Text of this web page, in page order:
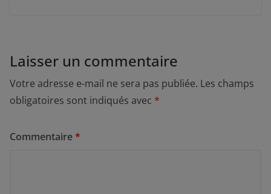
Laisser un commentaire
Votre adresse e-mail ne sera pas publiée. Les champs
obligatoires sont indiqués avec *
Commentaire*